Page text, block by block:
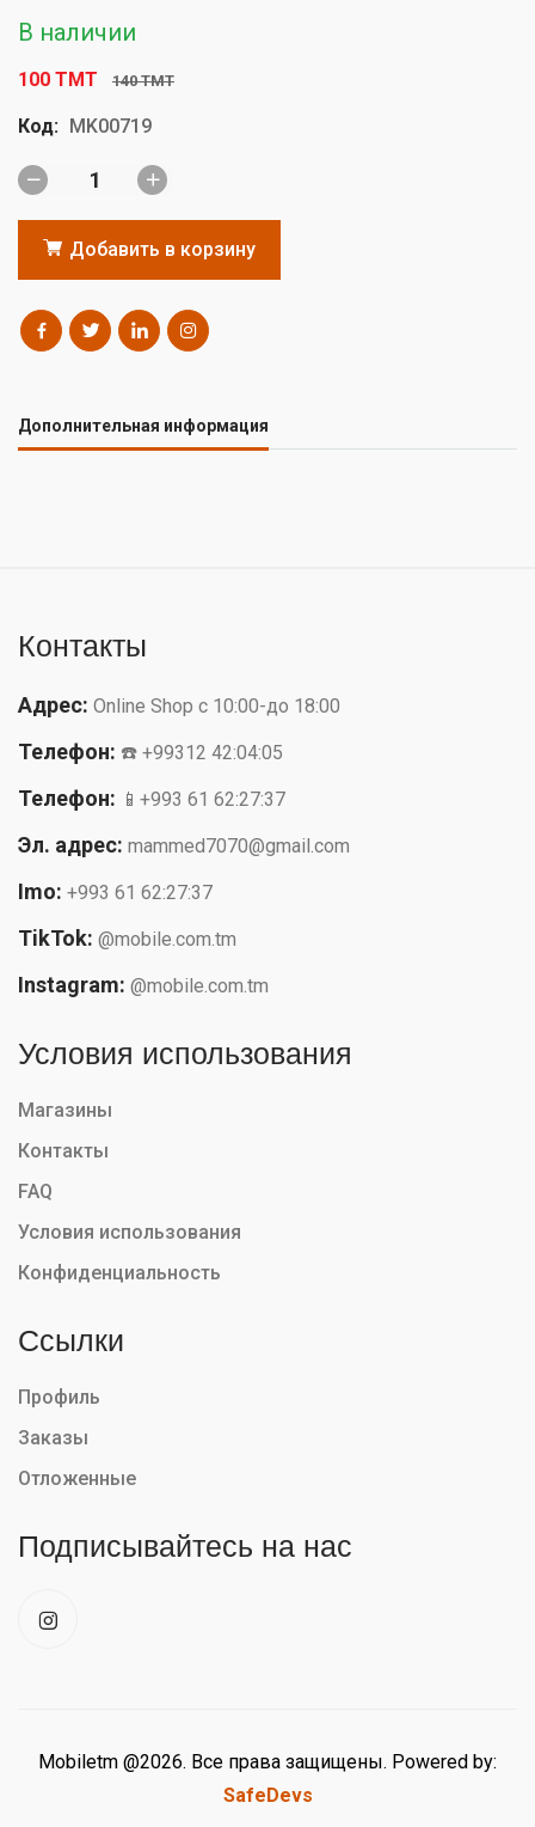
В наличии
100 TMT 140 TMT
Код: MK00719
Добавить в корзину
Дополнительная информация
Контакты
Адрес: Online Shop с 10:00-до 18:00
Телефон: ☎️ +99312 42:04:05
Телефон: 📱+993 61 62:27:37
Эл. адрес: mammed7070@gmail.com
Imo: +993 61 62:27:37
TikTok: @mobile.com.tm
Instagram: @mobile.com.tm
Условия использования
Магазины
Контакты
FAQ
Условия использования
Конфиденциальность
Ссылки
Профиль
Заказы
Отложенные
Подписывайтесь на нас
Mobiletm @2026. Все права защищены. Powered by:
SafeDevs